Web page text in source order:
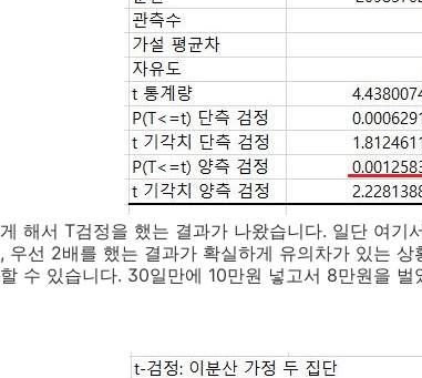
해서 T검정을 했는 결과가 나왔습니다. 일단 여기
우선 2배를 했는 결과가 확실하게 유의차가 있는
수 있습니다. 30일만에 10만원 넣고서 8만원을 벌